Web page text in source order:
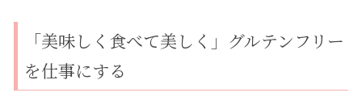
「美味しく食べて美しく」グルテンフリー
を仕事にする